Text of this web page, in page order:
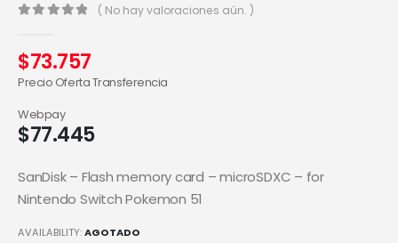
( No hay valoraciones aún. )
$73.757
Precio Oferta Transferencia
$77.445
Webpay
SanDisk – Flash memory card – microSDXC – for
Nintendo Switch Pokemon 51
AVAILABILITY:AGOTADO